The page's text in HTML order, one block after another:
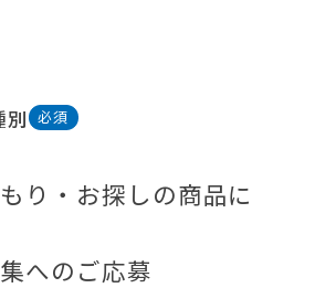
り・お探しの商品に
へのご応募